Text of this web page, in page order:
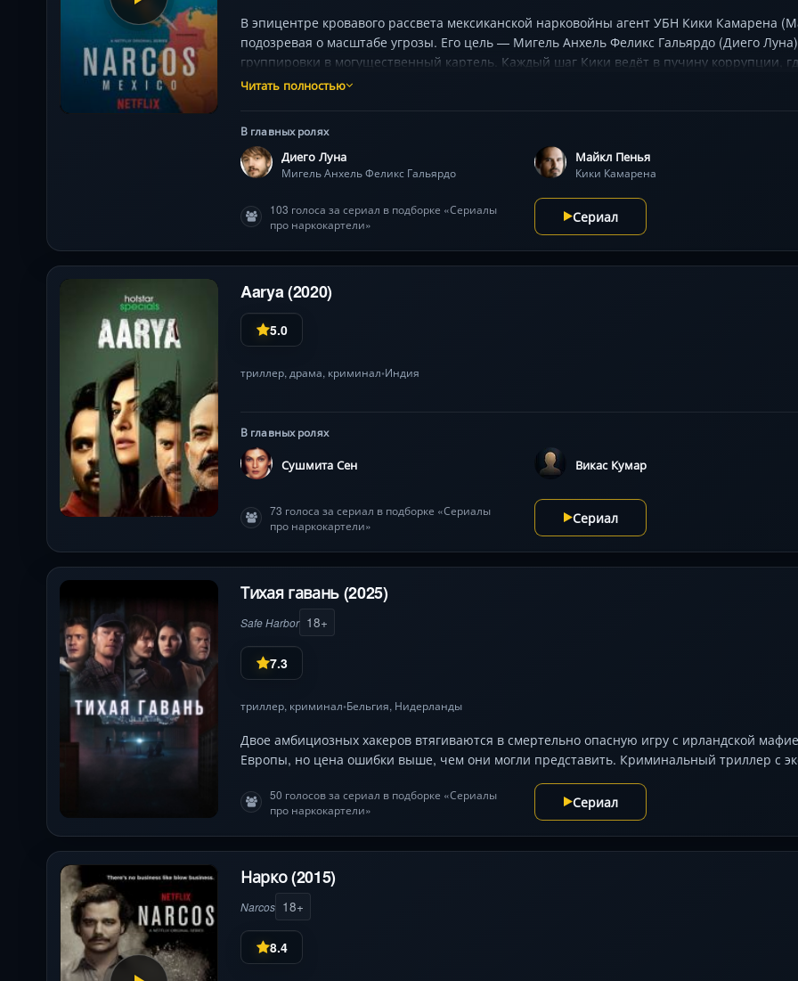
В эпицентре кровавого рассвета мексиканской нарковойны агент УБН Кики Камарена
подозревая о масштабе угрозы. Его цель — Мигель Анхель Феликс Гальярдо (Диего
группировки в могущественный картель. Каждый шаг Кики ведёт в пучину коррупции,
Сезоны раскрывают цепную реакцию: от зарождения империи до её распада и войн
Читать полностью
В главных ролях
Диего Луна
Мигель Анхель Феликс Гальярдо
Майкл Пенья
Кики Камарена
103 голоса за сериал в подборке «Сериалы
про наркокартели»
Сериал
Aarya (2020)
5.0
триллер, драма, криминал•Индия
В главных ролях
Сушмита Сен Викас Кумар
73 голоса за сериал в подборке «Сериалы
про наркокартели»
Сериал
Тихая гавань (2025)
Safe Harbor 18+
7.3
триллер, криминал•Бельгия, Нидерланды
Двое амбициозных хакеров втягиваются в смертельно опасную игру с ирландской
Европы, но цена ошибки выше, чем они могли представить. Криминальный триллер с
50 голосов за сериал в подборке «Сериалы
про наркокартели»
Сериал
Нарко (2015)
Narcos 18+
8.4